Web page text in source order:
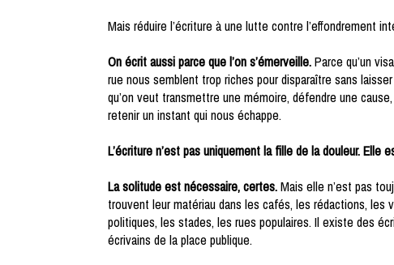
Mais réduire l’écriture à une lutte contre l’effondrement
On écrit aussi parce que l’on s’émerveille.Parce qu’un
rue nous semblent trop riches pour disparaître sans
qu’on veut transmettre une mémoire, défendre une
retenir un instant qui nous échappe.
L’écriture n’est pas uniquement la fille de la douleur.
La solitude est nécessaire, certes.Mais elle n’est pas
trouvent leur matériau dans les cafés, les rédactions,
politiques, les stades, les rues populaires. Il existe des
écrivains de la place publique.